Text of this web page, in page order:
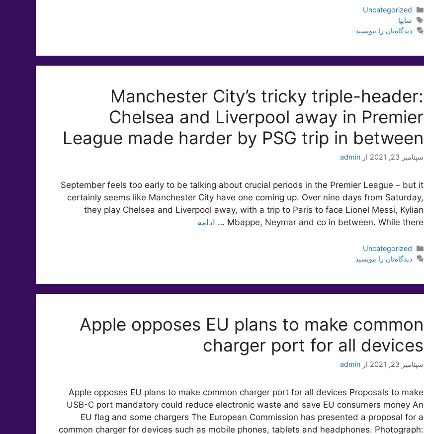
دسته‌ها
Uncategorized
برچسب‌ها
سایپا
دیدگاه‌تان را بنویسید
Manchester City’s tricky triple-header:
Chelsea and Liverpool away in Premier
League made harder by PSG trip in between
سپتامبر 23, 2021 از admin
September feels too early to be talking about crucial periods in the Premier League – but it
certainly seems like Manchester City have one coming up. Over nine days from Saturday,
they play Chelsea and Liverpool away, with a trip to Paris to face Lionel Messi, Kylian
Mbappe, Neymar and co in between. While there …
ادامه
دسته‌ها
Uncategorized
دیدگاه‌تان را بنویسید
Apple opposes EU plans to make common
charger port for all devices
سپتامبر 23, 2021 از admin
Apple opposes EU plans to make common charger port for all devices Proposals to make
USB-C port mandatory could reduce electronic waste and save EU consumers money An
EU flag and some chargers The European Commission has presented a proposal for a
common charger for devices such as mobile phones, tablets and headphones. Photograph: